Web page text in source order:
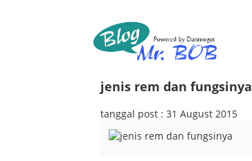
jenis rem dan fungsinya
tanggal post : 31 August 2015